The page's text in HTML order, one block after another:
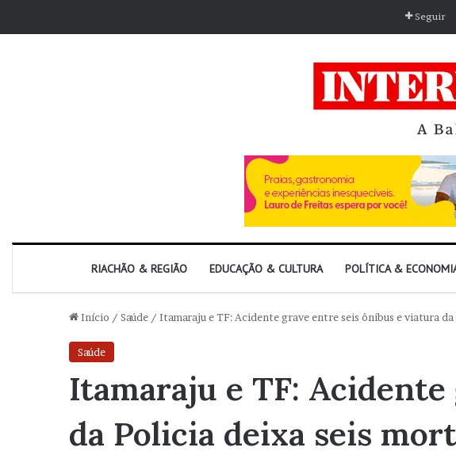
Seguir
RIACHÃO & REGIÃO EDUCAÇÃO & CULTURA POLÍTICA &
Início / Saúde / Itamaraju e TF: Acidente grave entre seis ônibus e viatura
Saúde
Itamaraju e TF:
da Policia deixa seis